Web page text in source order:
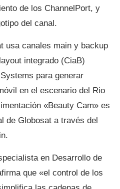
de los ChannelPort, y
del canal.
usa canales main y backup
integrado (CiaB)
para generar
en el escenario del Rio
«Beauty Cam» es
de Globosat a través del
en Desarrollo de
que «el control de los